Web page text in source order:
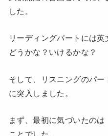
した。
リーディングパートには英
どうかな？いけるかな？
そして、リスニングのパー
に突入しました。
まず、最初に気づいたのは
ことでした。